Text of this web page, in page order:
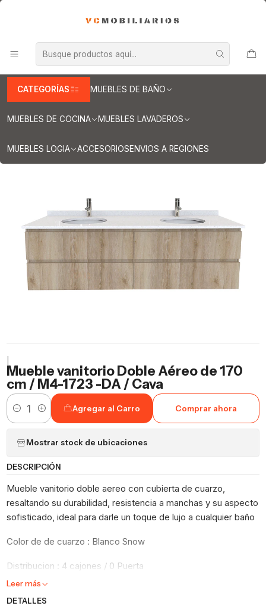
CATEGORÍAS MUEBLES DE BAÑO
MUEBLES DE COCINA MUEBLES LAVADEROS
MUEBLES LOGIA ACCESORIOSENVIOS A REGIONES
Muebles vanitorios aereo doble
Mueble vanitorios aereo - Doble de cuarzo
Muebles vanitorios aereo doble cuarzo / 170 cm
Mueble vanitorio Doble Aéreo de 170 cm / M4-1723 -DA / Cava
Mueble vanitorio Doble Aéreo de 170
cm / M4-1723 -DA / Cava
Cantidad
Agregar al Carro Comprar ahora
Mostrar stock de ubicaciones
DESCRIPCIÓN
Mueble vanitorio doble aereo con cubierta de cuarzo,
resaltando su durabilidad, resistencia a manchas y su aspecto
sofisticado, ideal para darle un toque de lujo a cualquier baño
Color de de cuarzo : Blanco Snow
Distribucion : 4 cajones / 0 Puerta
Leer más
DETALLES